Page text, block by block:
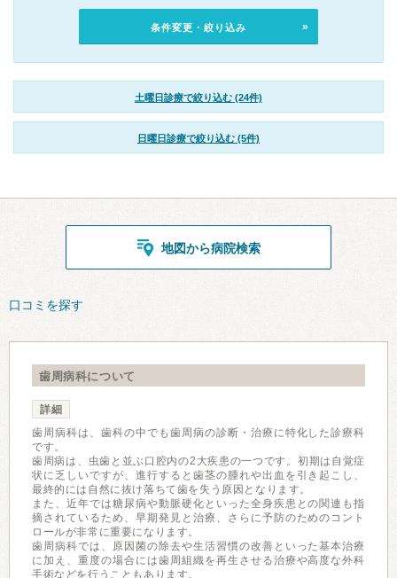
条件変更・絞り込み
土曜日診療で絞り込む (24件)
日曜日診療で絞り込む (5件)
地図から病院検索
口コミを探す
歯周病科について
詳細
歯周病科は、歯科の中でも歯周病の診断・治療に特化した診療科
です。
歯周病は、虫歯と並ぶ口腔内の2大疾患の一つです。初期は自覚症
状に乏しいですが、進行すると歯茎の腫れや出血を引き起こし、
最終的には自然に抜け落ちて歯を失う原因となります。
また、近年では糖尿病や動脈硬化といった全身疾患との関連も指
摘されているため、早期発見と治療、さらに予防のためのコント
ロールが非常に重要になります。
歯周病科では、原因菌の除去や生活習慣の改善といった基本治療
に加え、重度の場合には歯周組織を再生させる治療や高度な外科
手術などを行うこともあります。